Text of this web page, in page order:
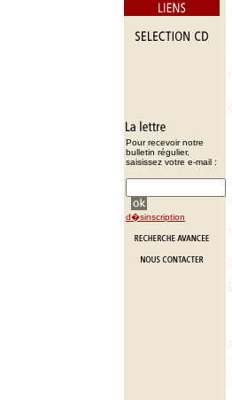
Pour recevoir notre
bulletin régulier,
saisissez votre e-mail :
d�sinscription